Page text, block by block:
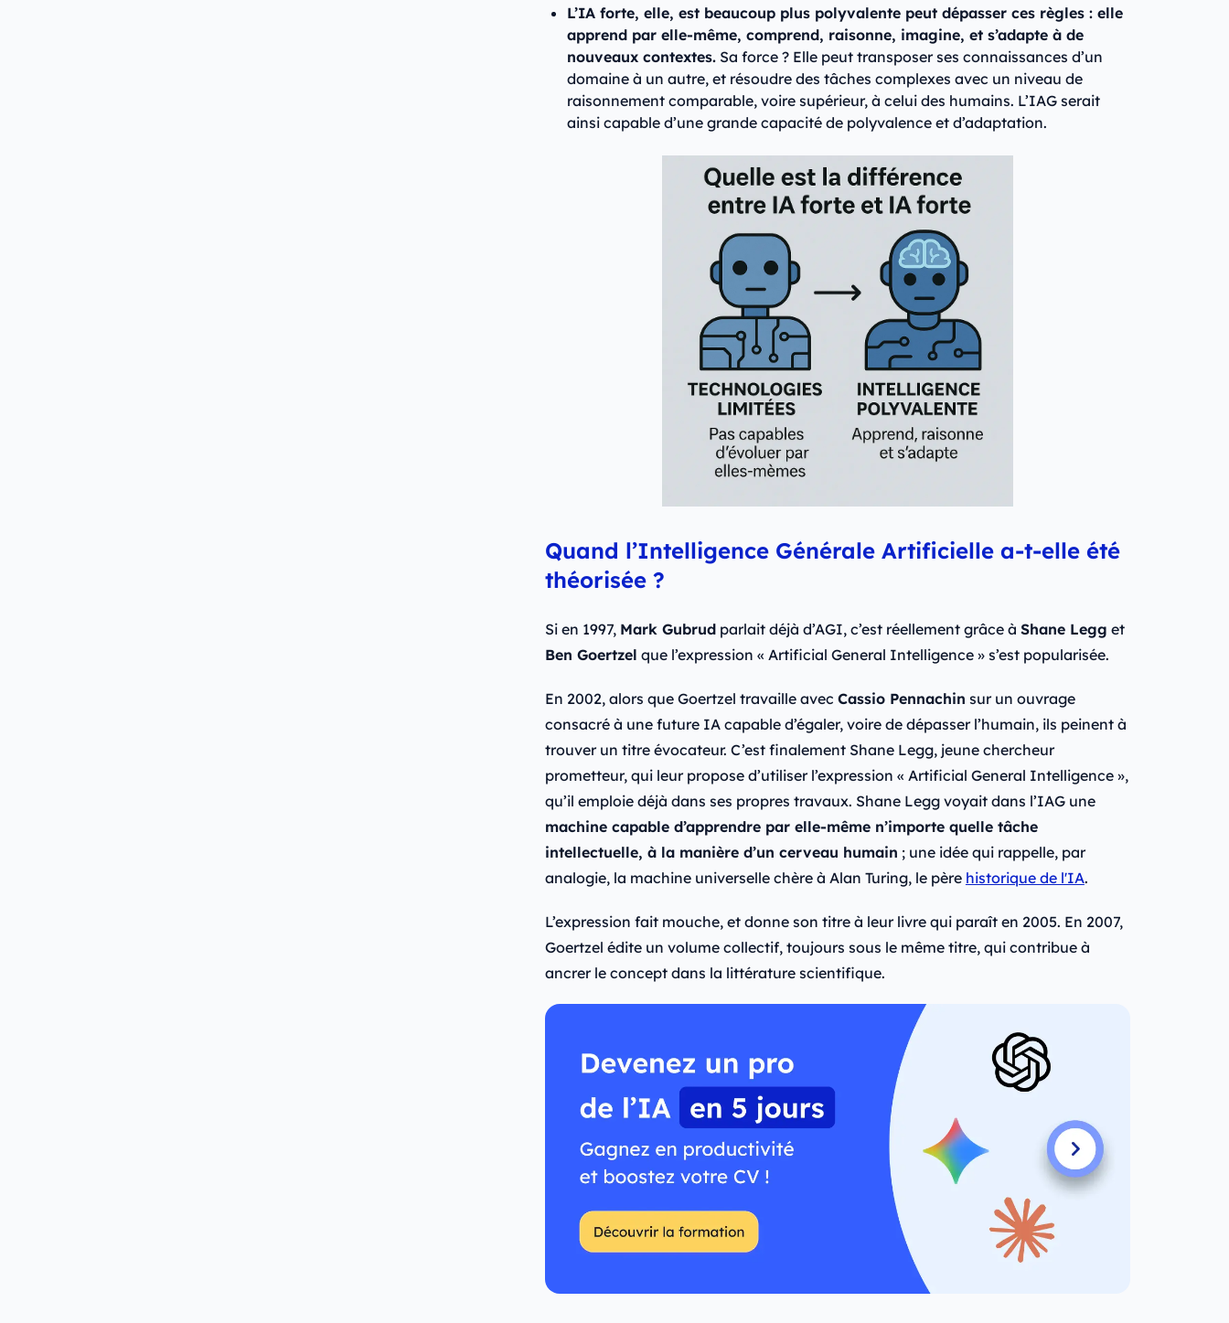
L’IA forte, elle, est beaucoup plus polyvalente peut dépasser ces règles : elle
apprend par elle-même, comprend, raisonne, imagine, et s’adapte à de
nouveaux contextes.Sa force ? Elle peut transposer ses connaissances d’un
domaine à un autre, et résoudre des tâches complexes avec un niveau de
raisonnement comparable, voire supérieur, à celui des humains. L’IAG serait
ainsi capable d’une grande capacité de polyvalence et d’adaptation.
Quand l’Intelligence Générale Artificielle a-t-elle été
théorisée ?
Si en 1997, Mark Gubrudparlait déjà d’AGI, c’est réellement grâce à Shane Legg et
Ben Goertzel que l’expression « Artificial General Intelligence » s’est popularisée.
En 2002, alors que Goertzel travaille avec Cassio Pennachin sur un ouvrage
consacré à une future IA capable d’égaler, voire de dépasser l’humain, ils peinent à
trouver un titre évocateur. C’est finalement Shane Legg, jeune chercheur
prometteur, qui leur propose d’utiliser l’expression « Artificial General Intelligence »,
qu’il emploie déjà dans ses propres travaux. Shane Legg voyait dans l’IAG une
machine capable d’apprendre par elle-même n’importe quelle tâche
intellectuelle, à la manière d’un cerveau humain ; une idée qui rappelle, par
analogie, la machine universelle chère à Alan Turing, le père historique de l'IA.
L’expression fait mouche, et donne son titre à leur livre qui paraît en 2005. En 2007,
Goertzel édite un volume collectif, toujours sous le même titre, qui contribue à
ancrer le concept dans la littérature scientifique.